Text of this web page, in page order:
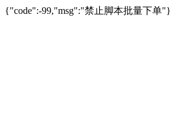
{"code":-99,"msg":"禁止脚本批量下单"}